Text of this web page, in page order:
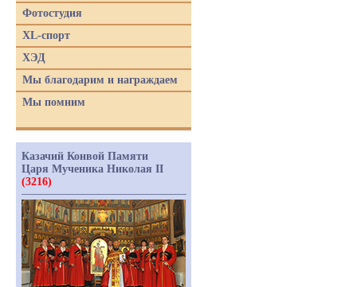
Фотостудия
XL-спорт
ХЭД
Мы благодарим и награждаем
Мы помним
Казачий Конвой Памяти
Царя Мученика Николая II
(3216)